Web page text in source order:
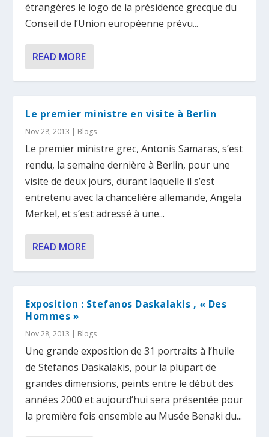
étrangères le logo de la présidence grecque du
Conseil de l’Union européenne prévu...
READ MORE
Le premier ministre en visite à Berlin
Nov 28, 2013 | Blogs
Le premier ministre grec, Antonis Samaras, s’est
rendu, la semaine dernière à Berlin, pour une
visite de deux jours, durant laquelle il s’est
entretenu avec la chancelière allemande, Angela
Merkel, et s’est adressé à une...
READ MORE
Exposition : Stefanos Daskalakis , « Des
Hommes »
Nov 28, 2013 | Blogs
Une grande exposition de 31 portraits à l’huile
de Stefanos Daskalakis, pour la plupart de
grandes dimensions, peints entre le début des
années 2000 et aujourd’hui sera présentée pour
la première fois ensemble au Musée Benaki du...